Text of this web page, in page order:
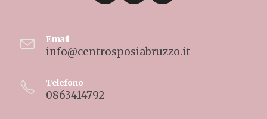
Email
info@centrosposiabruzzo.it
Telefono
0863414792